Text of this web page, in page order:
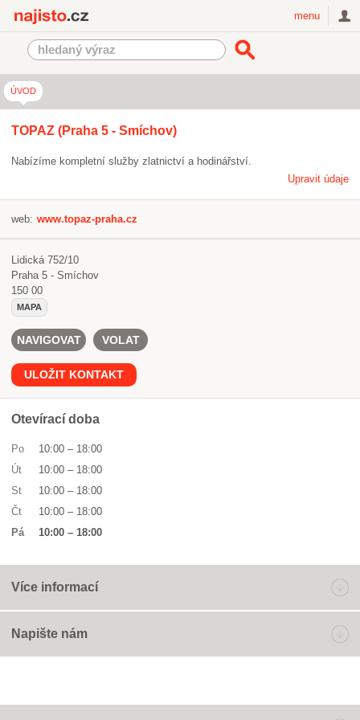
menu
ÚVOD
TOPAZ (Praha 5 - Smíchov)
Nabízíme kompletní služby zlatnictví a hodinářství.
Upravit údaje
web: www.topaz-praha.cz
Lidická 752/10
Praha 5 - Smíchov
150 00
MAPA
NAVIGOVAT VOLAT
ULOŽIT KONTAKT
Otevírací doba
Po 10:00 – 18:00
Út
10:00 – 18:00
St
10:00 – 18:00
Čt
10:00 – 18:00
Pá
10:00 – 18:00
Více informací
Napište nám